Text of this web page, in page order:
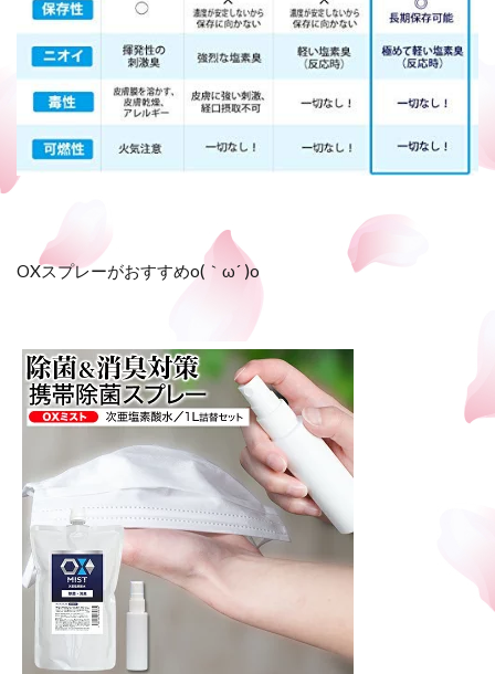
OXスプレーがおすすめo(｀ω´ )o